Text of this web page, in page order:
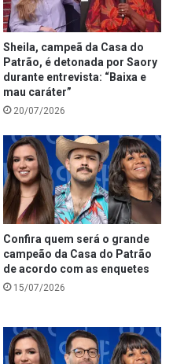
Sheila, campeã da Casa do
Patrão, é detonada por Saory
durante entrevista: “Baixa e
mau caráter”
20/07/2026
Confira quem será o grande
campeão da Casa do Patrão
de acordo com as enquetes
15/07/2026